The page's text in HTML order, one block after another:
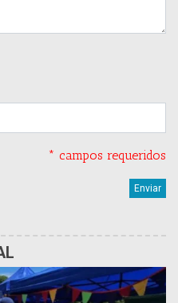
* campos requeridos